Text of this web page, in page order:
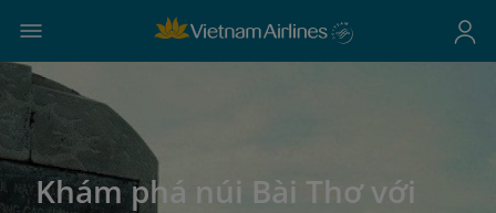
Khám phá núi Bài Thơ với